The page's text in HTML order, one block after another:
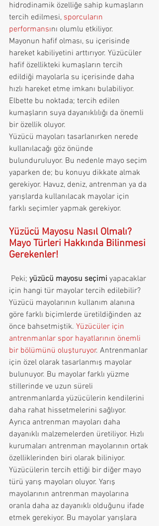
hidrodinamik özelliğe sahip kumaşların
tercih edilmesi, sporcuların
performansını olumlu etkiliyor.
Mayonun hafif olması, su içerisinde
hareket kabiliyetini arttırıyor. Yüzücüler
hafif özellikteki kumaşların tercih
edildiği mayolarla su içerisinde daha
hızlı hareket etme imkanı bulabiliyor.
Elbette bu noktada; tercih edilen
kumaşların suya dayanıklılığı da önemli
bir özellik oluyor.
Yüzücü mayoları tasarlanırken nerede
kullanılacağı göz önünde
bulunduruluyor. Bu nedenle mayo seçim
yaparken de; bu konuyu dikkate almak
gerekiyor. Havuz, deniz, antrenman ya da
yarışlarda kullanılacak mayolar için
farklı seçimler yapmak gerekiyor.
Yüzücü Mayosu Nasıl Olmalı?
Mayo Türleri Hakkında Bilinmesi
Gerekenler!
Peki; yüzücü mayosu seçimi yapacaklar
için hangi tür mayolar tercih edilebilir?
Yüzücü mayolarının kullanım alanına
göre farklı biçimlerde üretildiğinden az
önce bahsetmiştik. Yüzücüler için
antrenmanlar spor hayatlarının önemli
bir bölümünü oluşturuyor. Antrenmanlar
için özel olarak tasarlanmış mayolar
bulunuyor. Bu mayolar farklı yüzme
stillerinde ve uzun süreli
antrenmanlarda yüzücülerin kendilerini
daha rahat hissetmelerini sağlıyor.
Ayrıca antrenman mayoları daha
dayanıklı malzemelerden üretiliyor. Hızlı
kurumaları antrenman mayolarının ortak
özelliklerinden biri olarak biliniyor.
Yüzücülerin tercih ettiği bir diğer mayo
türü yarış mayoları oluyor. Yarış
mayolarının antrenman mayolarına
oranla daha az dayanıklı olduğunu ifade
etmek gerekiyor. Bu mayolar yarışlara